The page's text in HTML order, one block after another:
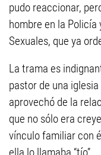
pudo reaccionar,
hombre en la
Sexuales, que ya
La trama es
pastor de una
aprovechó de la
que no sólo era
vínculo familiar con